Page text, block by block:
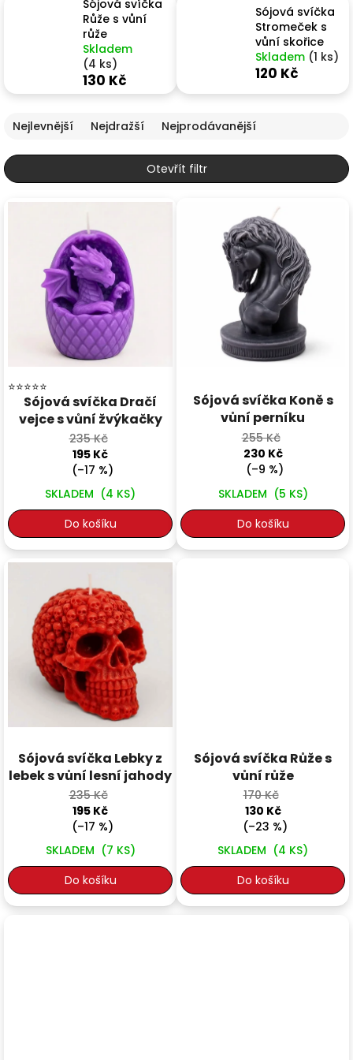
Sójová svíčka
Růže s vůní
růže
Skladem
(4 ks)
130 Kč
Sójová svíčka
Stromeček s
vůní skořice
Skladem (1 ks)
120 Kč
Řazení produktů
Nejlevnější Nejdražší Nejprodávanější
Otevřít filtr
Výpis produktů
Průměrné hodnocení produktu je 5,0 z 5 hvězdiček.
Sójová svíčka Dračí
vejce s vůní žvýkačky
235 Kč
195 Kč
(–17 %)
SKLADEM (4 KS)
Do košíku
Sójová svíčka Koně s
vůní perníku
255 Kč
230 Kč
(–9 %)
SKLADEM (5 KS)
Do košíku
Sójová svíčka Lebky z
lebek s vůní lesní jahody
235 Kč
195 Kč
(–17 %)
SKLADEM (7 KS)
Do košíku
Sójová svíčka Růže s
vůní růže
170 Kč
130 Kč
(–23 %)
SKLADEM (4 KS)
Do košíku